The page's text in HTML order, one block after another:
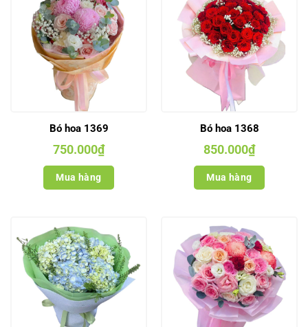
Bó hoa 1369
750.000₫
Mua hàng
Bó hoa 1368
850.000₫
Mua hàng